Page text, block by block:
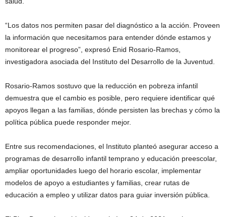
“Los datos nos permiten pasar del diagnóstico a la acción. Proveen
la información que necesitamos para entender dónde estamos y
monitorear el progreso”, expresó Enid Rosario-Ramos,
investigadora asociada del Instituto del Desarrollo de la Juventud.
Rosario-Ramos sostuvo que la reducción en pobreza infantil
demuestra que el cambio es posible, pero requiere identificar qué
apoyos llegan a las familias, dónde persisten las brechas y cómo la
política pública puede responder mejor.
Entre sus recomendaciones, el Instituto planteó asegurar acceso a
programas de desarrollo infantil temprano y educación preescolar,
ampliar oportunidades luego del horario escolar, implementar
modelos de apoyo a estudiantes y familias, crear rutas de
educación a empleo y utilizar datos para guiar inversión pública.